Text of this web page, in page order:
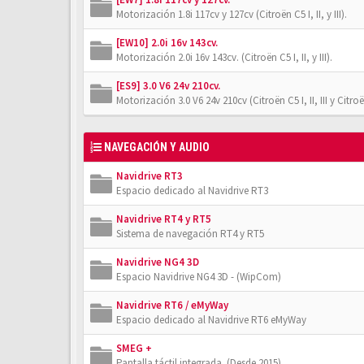
Motorización 1.8i 117cv y 127cv (Citroën C5 I, II, y III).
[EW10] 2.0i 16v 143cv.
Motorización 2.0i 16v 143cv. (Citroën C5 I, II, y III).
[ES9] 3.0 V6 24v 210cv.
Motorización 3.0 V6 24v 210cv (Citroën C5 I, II, III y
NAVEGACIÓN Y AUDIO
Navidrive RT3
Espacio dedicado al Navidrive RT3
Navidrive RT4 y RT5
Sistema de navegación RT4 y RT5
Navidrive NG4 3D
Espacio Navidrive NG4 3D - (WipCom)
Navidrive RT6 / eMyWay
Espacio dedicado al Navidrive RT6 eMyWay
SMEG +